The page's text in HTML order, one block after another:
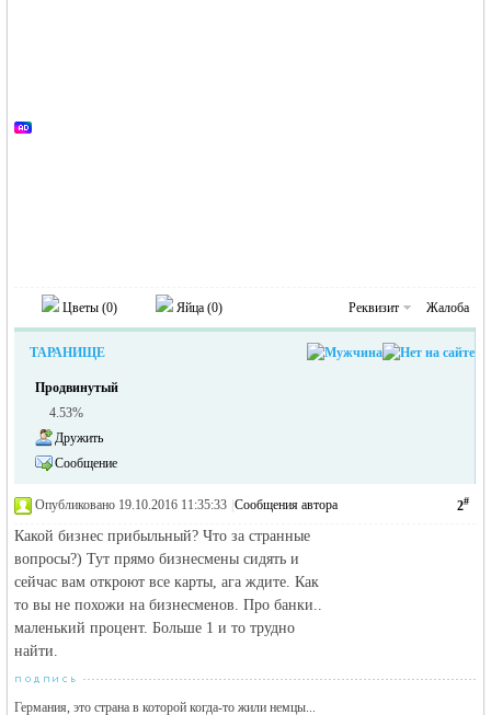
Цветы (0) Яйца (0) Реквизит Жалоба
ТАРАНИЩЕ
Продвинутый
4.53%
Дружить
Сообщение
2#
Опубликовано 19.10.2016 11:35:33 Сообщения автора
Какой бизнес прибыльный? Что за странные
вопросы?) Тут прямо бизнесмены сидять и
сейчас вам откроют все карты, ага ждите. Как
то вы не похожи на бизнесменов. Про банки..
маленький процент. Больше 1 и то трудно
найти.
Германия, это страна в которой когда-то жили немцы...